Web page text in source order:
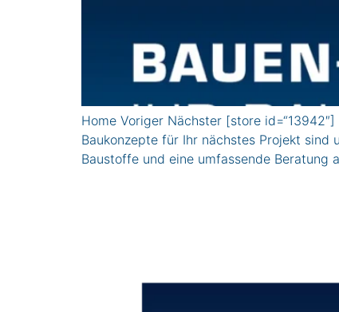
Home Voriger Nächster [store
Baukonzepte für Ihr nächstes Projekt sind
Baustoffe und eine umfassende Beratung